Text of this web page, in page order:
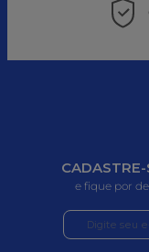
e fique por